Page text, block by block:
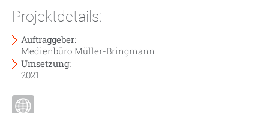
Projektdetails:
Auftraggeber:
Medienbüro Müller-Bringmann
Umsetzung:
2021